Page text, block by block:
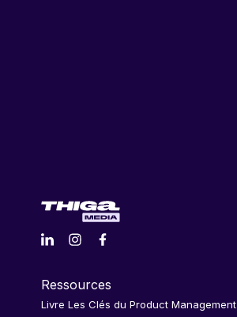
Ressources
Livre Les Clés du Product Management